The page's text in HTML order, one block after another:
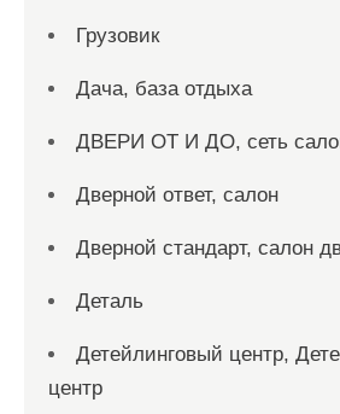
Грузовик
Дача, база отдыха
ДВЕРИ ОТ И ДО, сеть
Дверной ответ, салон
Дверной стандарт, салон
Деталь
Детейлинговый центр,
центр